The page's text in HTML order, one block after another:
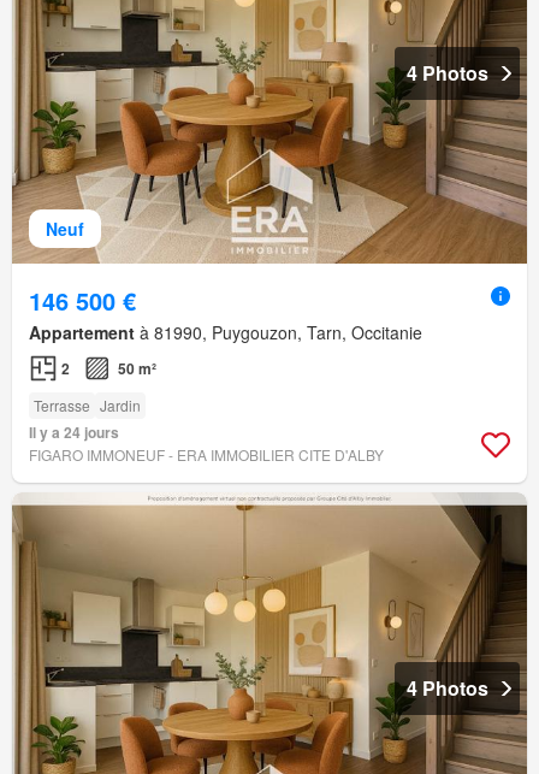
Neuf
4 Photos
146 500 €
Appartement à 81990, Puygouzon, Tarn, Occitanie
2 50 m²
Terrasse Jardin
Il y a 24 jours
FIGARO IMMONEUF - ERA IMMOBILIER CITE D'ALBY
4 Photos